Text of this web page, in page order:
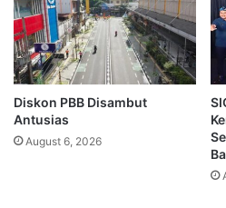
Diskon PBB Disambut
Antusias
August 6, 2026